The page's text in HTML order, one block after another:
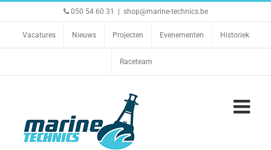
050 54 60 31 shop@marine-technics.be
Vacatures Nieuws Projecten Evenementen Historiek
Raceteam